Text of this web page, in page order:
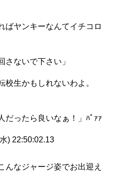
ばヤンキーなんてイチコロ
さないで下さい」
生かもしれないわよ。
ったら良いなぁ！」ﾊﾟｧｧ
) 22:50:02.13
んなジャージ姿でお出迎え